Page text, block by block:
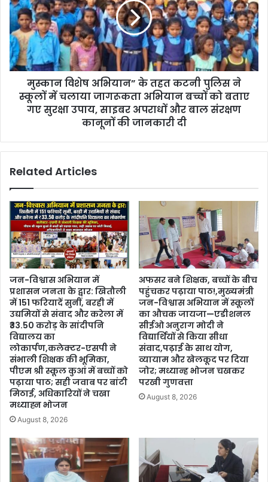
मुस्कान विशेष अभियान” के तहत कटनी पुलिस ने
स्कूलों में चलाया जागरूकता अभियान बच्चों को बताए
गए सुरक्षा उपाय, साइबर अपराधों और बाल संरक्षण
कानूनों की जानकारी दी
Related Articles
जन-विश्वास अभियान में
प्रशासन जनता के द्वार: खितौली
में 151 फरियादें सुनीं, बरही में
उद्यमियों से संवाद और करेला में
₹33.50 करोड़ के सांदीपनि
विद्यालय का
लोकार्पण,कलेक्टर-एसपी ने
संभाली शिक्षक की भूमिका,
पीएम श्री स्कूल कुआं में बच्चों को
पढ़ाया पाठ; सही जवाब पर बांटी
मिठाई, अधिकारियों ने चखा
मध्याह्न भोजन
August 8, 2026
अफसर बने शिक्षक, बच्चों के बीच
पहुंचकर पढ़ाया पाठ!,मुख्यमंत्री
जन-विश्वास अभियान में स्कूलों
का औचक जायजा—एडीशनल
सीईओ अनुराग मोदी ने
विद्यार्थियों से किया सीधा
संवाद,पढ़ाई के साथ योग,
व्यायाम और खेलकूद पर दिया
जोर; मध्यान्ह भोजन चखकर
परखी गुणवत्ता
August 8, 2026